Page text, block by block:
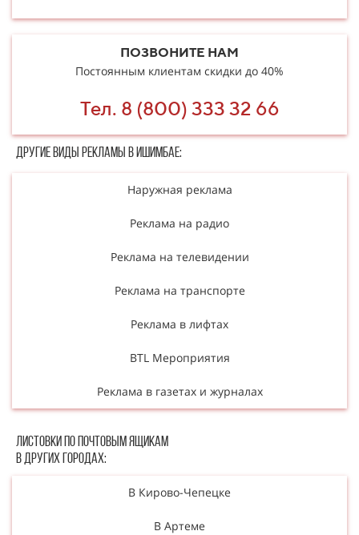
ПОЗВОНИТЕ НАМ
Постоянным клиентам скидки до 40%
Тел. 8 (800) 333 32 66
Другие в​​​​иды рекламы в Ишимбае:
Наружная реклама
Реклама на радио
Реклама на телевидении
Реклама на транспорте
Реклама в лифтах
BTL Мероприятия
Реклама в газетах и журналах
Листовки по почтовым ящикам
в других городах:
В Кирово-Чепецке
В Артеме